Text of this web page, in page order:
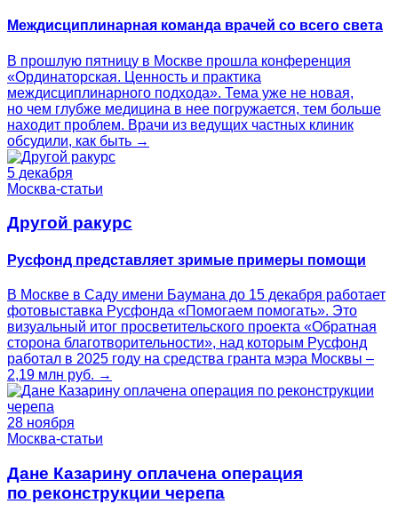
Междисциплинарная команда врачей со всего света
В прошлую пятницу в Москве прошла конференция
«Ординаторская. Ценность и практика
междисциплинарного подхода». Тема уже не новая,
но чем глубже медицина в нее погружается, тем больше
находит проблем. Врачи из ведущих частных клиник
обсудили, как быть →
5 декабря
Москва-статьи
Другой ракурс
Русфонд представляет зримые примеры помощи
В Москве в Саду имени Баумана до 15 декабря работает
фотовыставка Русфонда «Помогаем помогать». Это
визуальный итог просветительского проекта «Обратная
сторона благотворительности», над которым Русфонд
работал в 2025 году на средства гранта мэра Москвы –
2,19 млн руб. →
28 ноября
Москва-статьи
Дане Казарину оплачена операция
по реконструкции черепа